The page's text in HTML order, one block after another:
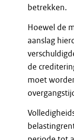
betrekken.
Hoewel de
aanslag
de
moet